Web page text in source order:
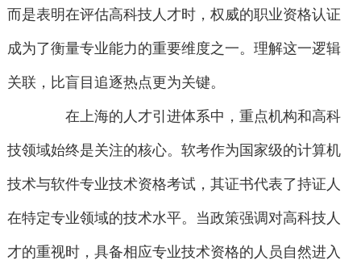
而是表明在评估高科技人才时，权威的职业资格认证
成为了衡量专业能力的重要维度之一。理解这一逻辑
关联，比盲目追逐热点更为关键。
在上海的人才引进体系中，重点机构和高科
技领域始终是关注的核心。软考作为国家级的计算机
技术与软件专业技术资格考试，其证书代表了持证人
在特定专业领域的技术水平。当政策强调对高科技人
才的重视时，具备相应专业技术资格的人员自然进入